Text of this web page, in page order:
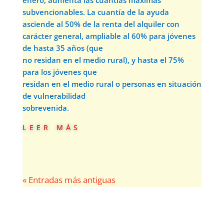
subvencionables. La cuantía de la ayuda
asciende al 50% de la renta del alquiler con
carácter general, ampliable al 60% para jóvenes
de hasta 35 años (que
no residan en el medio rural), y hasta el 75%
para los jóvenes que
residan en el medio rural o personas en situación
de vulnerabilidad
sobrevenida.
leer más
« Entradas más antiguas